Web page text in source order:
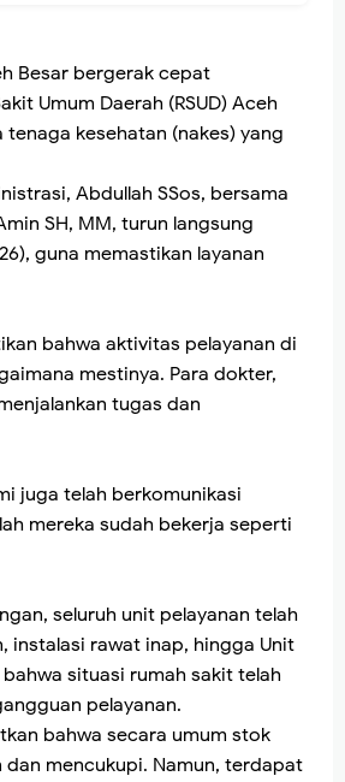
Besar bergerak cepat
Umum Daerah (RSUD) Aceh
kesehatan (nakes) yang
Abdullah SSos, bersama
SH, MM, turun langsung
guna memastikan layanan
bahwa aktivitas pelayanan di
mestinya. Para dokter,
tugas dan
juga telah berkomunikasi
mereka sudah bekerja seperti
seluruh unit pelayanan telah
instalasi rawat inap, hingga Unit
situasi rumah sakit telah
pelayanan.
bahwa secara umum stok
dan mencukupi. Namun, terdapat